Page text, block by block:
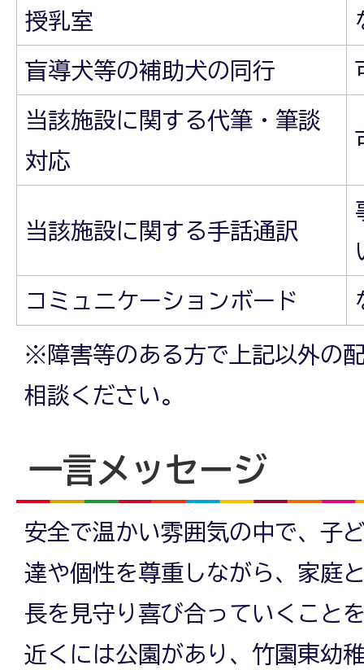
授乳室
盲導犬等の補助犬の同行
当該施設に関する代筆・筆談
対応
当該施設に関する手話通訳
コミュニケーションボード
※障害等のある方で上記以外の
相談ください。
一言メッセージ
安全で温かい雰囲気の中で、子
達や個性を尊重しながら、家庭
長を見守り喜び合っていくこと
近くには公園があり、竹園東幼